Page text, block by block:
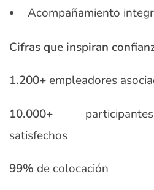
Acompañamiento
Cifras que inspiran
1.200+ empleadores
10.000+
satisfechos
99% de colocación